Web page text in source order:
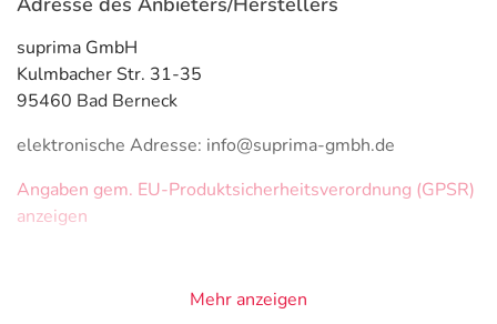
suprima GmbH
Kulmbacher Str. 31-35
95460 Bad Berneck
elektronische Adresse: info@suprima-gmbh.de
Angaben gem. EU-Produktsicherheitsverordnung (GPSR)
anzeigen
Mehr anzeigen